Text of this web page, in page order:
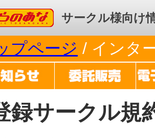
クとらのあな サークル様向け
プページ / インタ
録サークル規